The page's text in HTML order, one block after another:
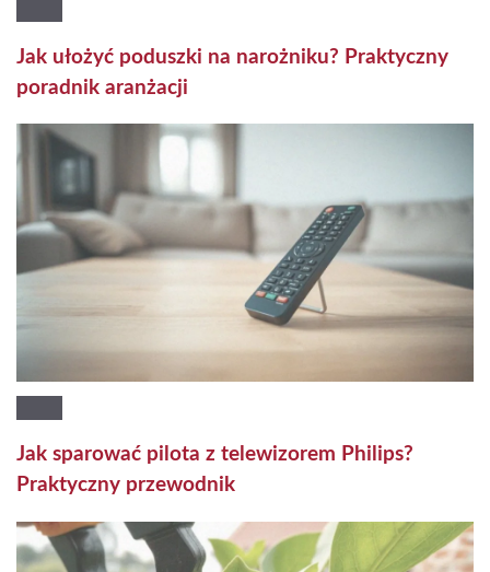
Jak ułożyć poduszki na narożniku? Praktyczny
poradnik aranżacji
Jak sparować pilota z telewizorem Philips?
Praktyczny przewodnik